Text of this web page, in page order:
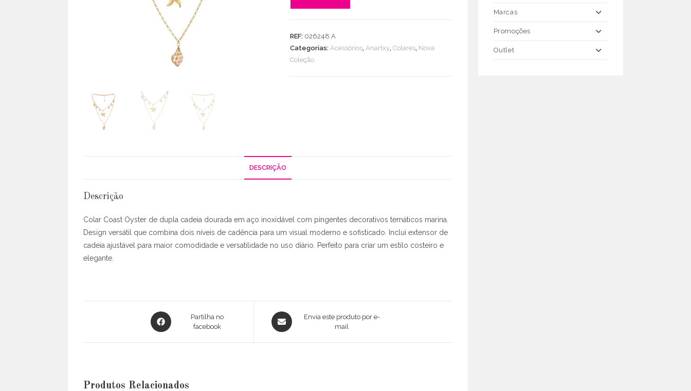
REF: 026248 A
Categorias: Acessórios, Anartxy, Colares, Nova
Coleção
DESCRIÇÃO
Descrição
Colar Coast Oyster de dupla cadeia dourada em aço inoxidável com pingentes decorativos temáticos marina.
Design versátil que combina dois níveis de cadência para um visual moderno e sofisticado. Inclui extensor de
cadeia ajustável para maior comodidade e versatilidade no uso diário. Perfeito para criar um estilo costeiro e
elegante.
Opens
in
Partilha no
facebook
Opens
in
Envia este produto por e-
mail
Produtos Relacionados
Marcas
Promoções
Outlet